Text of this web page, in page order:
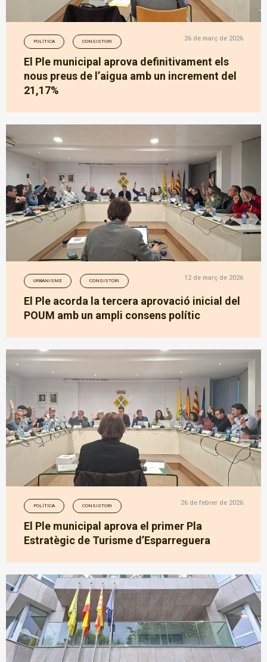
POLÍTICA CONSISTORI 26 de març de 2026
El Ple municipal aprova definitivament els
nous preus de l’aigua amb un increment del
21,17%
URBANISME CONSISTORI 12 de març de 2026
El Ple acorda la tercera aprovació inicial del
POUM amb un ampli consens polític
POLÍTICA CONSISTORI 26 de febrer de 2026
El Ple municipal aprova el primer Pla
Estratègic de Turisme d’Esparreguera